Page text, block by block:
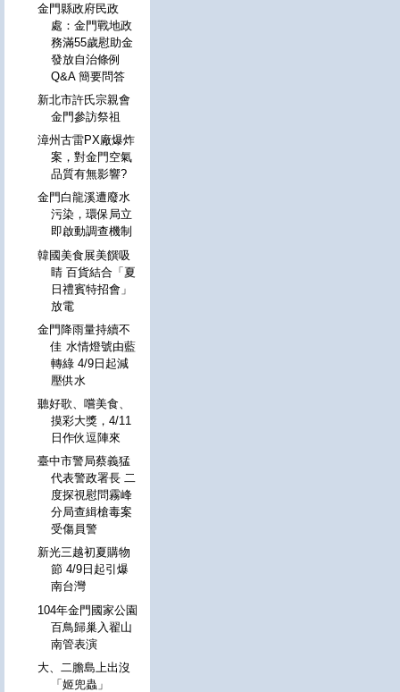
金門縣政府民政
處：金門戰地政
務滿55歲慰助金
發放自治條例
Q&A 簡要問答
新北市許氏宗親會
金門參訪祭祖
漳州古雷PX廠爆炸
案，對金門空氣
品質有無影響?
金門白龍溪遭廢水
污染，環保局立
即啟動調查機制
韓國美食展美饌吸
睛 百貨結合「夏
日禮賓特招會」
放電
金門降雨量持續不
佳 水情燈號由藍
轉綠 4/9日起減
壓供水
聽好歌、嚐美食、
摸彩大獎，4/11
日作伙逗陣來
臺中市警局蔡義猛
代表警政署長 二
度探視慰問霧峰
分局查緝槍毒案
受傷員警
新光三越初夏購物
節 4/9日起引爆
南台灣
104年金門國家公園
百鳥歸巢入翟山
南管表演
大、二膽島上出沒
「姬兜蟲」